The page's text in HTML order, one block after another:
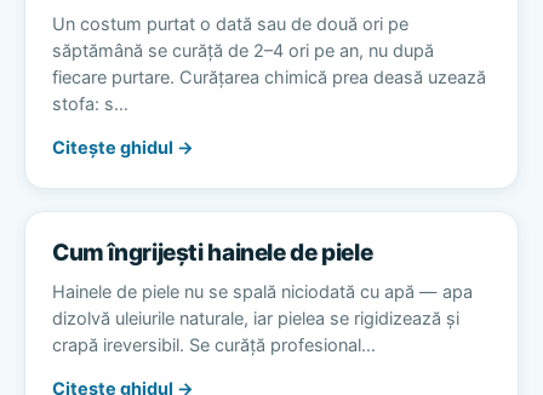
Un costum purtat o dată sau de două ori pe
săptămână se curăță de 2–4 ori pe an, nu după
fiecare purtare. Curățarea chimică prea deasă uzează
stofa: s…
Citește ghidul →
Cum îngrijești hainele de piele
Hainele de piele nu se spală niciodată cu apă — apa
dizolvă uleiurile naturale, iar pielea se rigidizează și
crapă ireversibil. Se curăță profesional…
Citește ghidul →